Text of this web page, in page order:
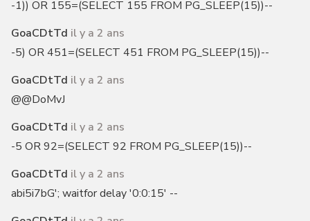
-1)) OR 155=(SELECT 155 FROM PG_SLEEP(15))--
GoaCDtTd il y a 2 ans
-5) OR 451=(SELECT 451 FROM PG_SLEEP(15))--
GoaCDtTd il y a 2 ans
@@DoMvJ
GoaCDtTd il y a 2 ans
-5 OR 92=(SELECT 92 FROM PG_SLEEP(15))--
GoaCDtTd il y a 2 ans
abi5i7bG'; waitfor delay '0:0:15' --